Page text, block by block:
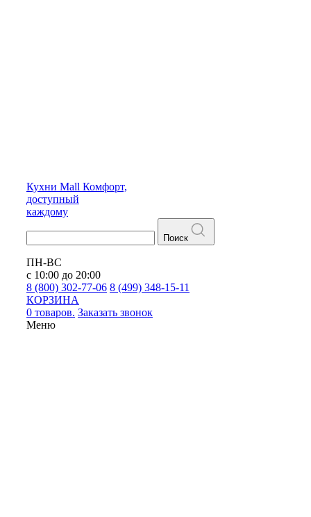
Кухни Mall Комфорт,
доступный
каждому
Поиск
ПН-ВС
с 10:00 до 20:00
8 (800) 302-77-06 8 (499) 348-15-11
КОРЗИНА
0 товаров. Заказать звонок
Меню